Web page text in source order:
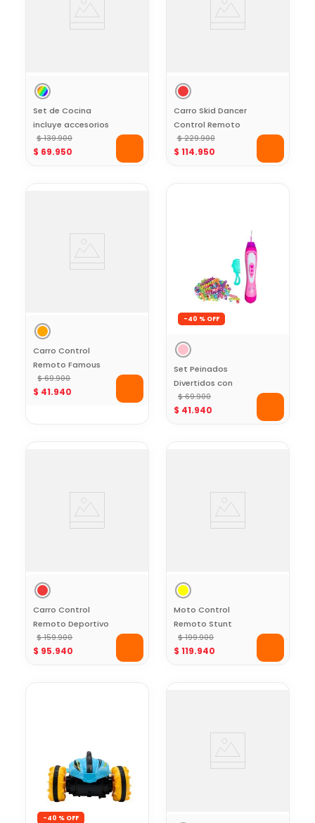
Set de Cocina
incluye accesorios
VDM Toys
$ 139.900
$ 69.950
Carro Skid Dancer
Control Remoto
Toy Logic
$ 229.900
$ 114.950
Carro Control
Remoto Famous
Car Amarillo Toy
Logic
$ 69.900
$ 41.940
-40 %
Set Peinados
Divertidos con
Accesorios Toy
Logic
$ 69.900
$ 41.940
Carro Control
Remoto Deportivo
Rojo Toy Logic
$ 159.900
$ 95.940
Moto Control
Remoto Stunt
Cross Toy Logic
$ 199.900
$ 119.940
-40 %